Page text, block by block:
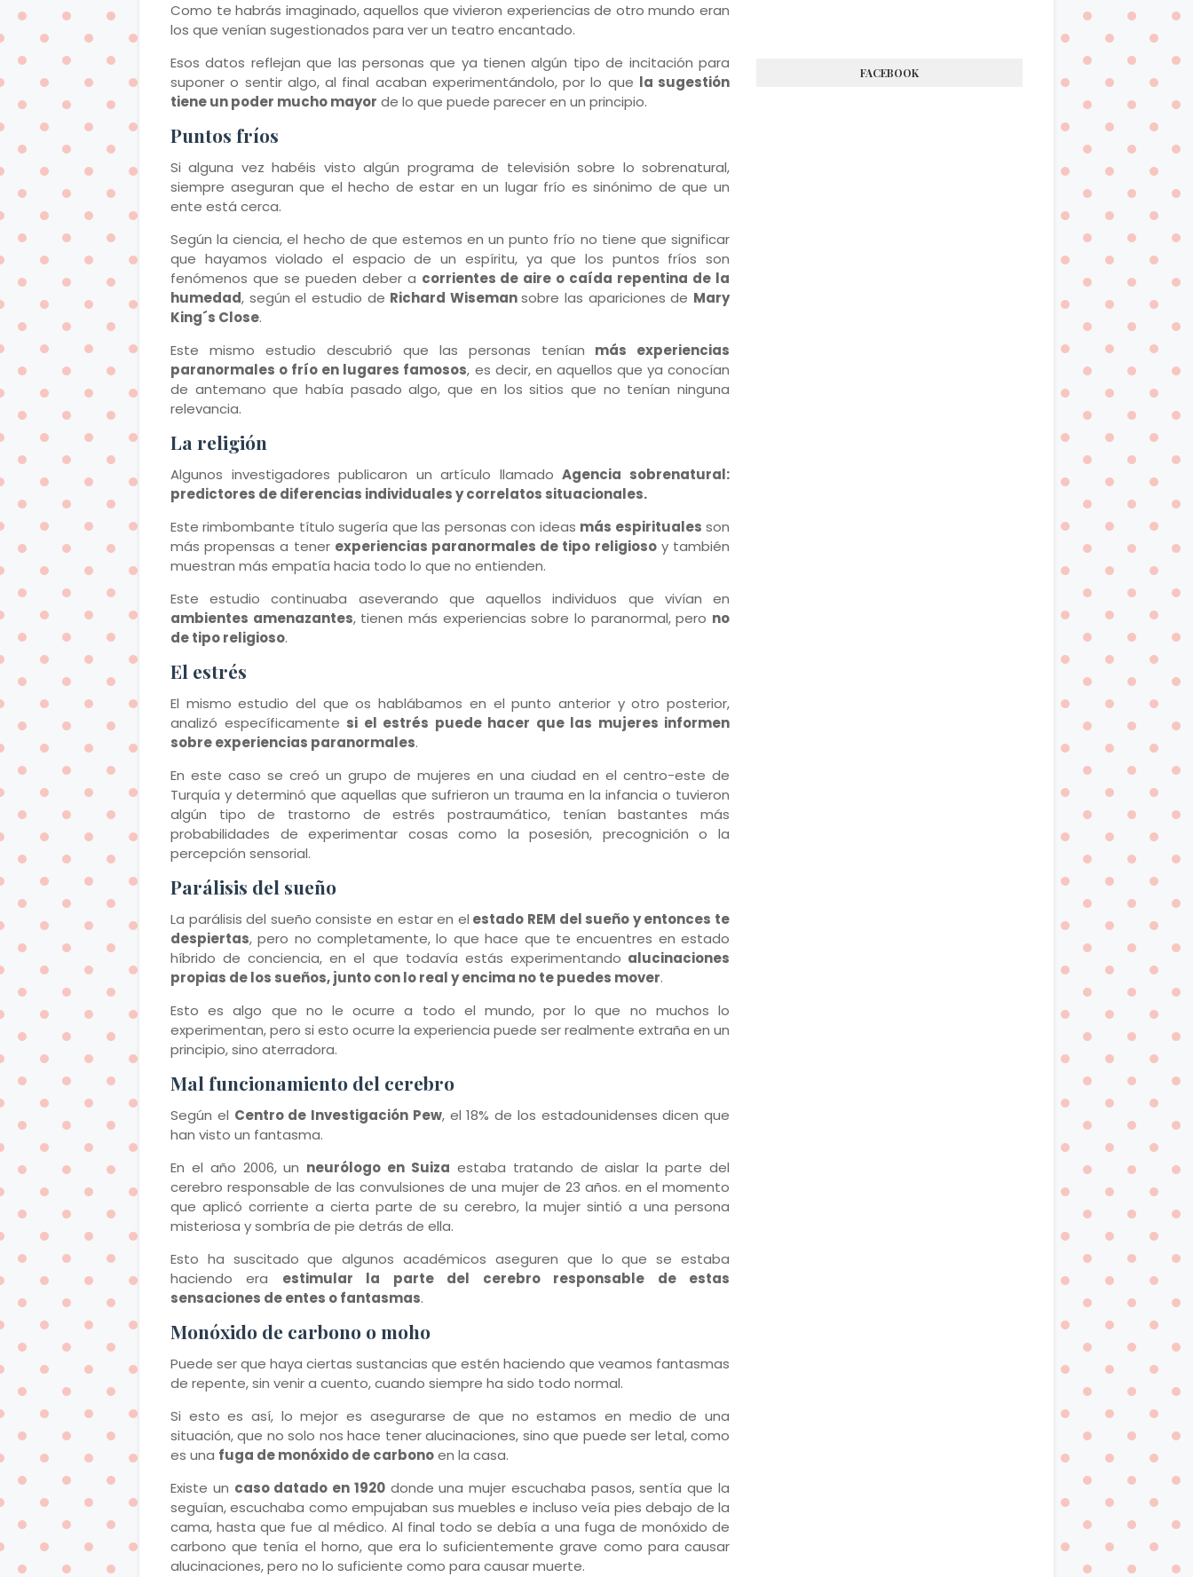
Como te habrás imaginado, aquellos que vivieron experiencias de otro mundo eran
los que venían sugestionados para ver un teatro encantado.
Esos datos reflejan que las personas que ya tienen algún tipo de incitación para
suponer o sentir algo, al final acaban experimentándolo, por lo que la sugestión
tiene un poder mucho mayor de lo que puede parecer en un principio.
Puntos fríos
Si alguna vez habéis visto algún programa de televisión sobre lo sobrenatural,
siempre aseguran que el hecho de estar en un lugar frío es sinónimo de que un
ente está cerca.
Según la ciencia, el hecho de que estemos en un punto frío no tiene que significar
que hayamos violado el espacio de un espíritu, ya que los puntos fríos son
fenómenos que se pueden deber a corrientes de aire o caída repentina de la
humedad, según el estudio de Richard Wisemansobre las apariciones de Mary
King´s Close.
Este mismo estudio descubrió que las personas tenían más experiencias
paranormales o frío en lugares famosos, es decir, en aquellos que ya conocían
de antemano que había pasado algo, que en los sitios que no tenían ninguna
relevancia.
La religión
Algunos investigadores publicaron un artículo llamadoAgencia sobrenatural:
predictores de diferencias individuales y correlatos situacionales.
Este rimbombante título sugería que las personas con ideas más espirituales son
más propensas a tener experiencias paranormales de tipo religiosoy también
muestran más empatía hacia todo lo que no entienden.
Este estudio continuaba aseverando que aquellos individuos que vivían en
ambientes amenazantes, tienen más experiencias sobre lo paranormal, pero no
de tipo religioso.
El estrés
El mismo estudio del que os hablábamos en el punto anterior y otro posterior,
analizó específicamente si el estrés puede hacer que las mujeres informen
sobre experiencias paranormales.
En este caso se creó un grupo de mujeres en una ciudad en el centro-este de
Turquía y determinó que aquellas que sufrieron un trauma en la infancia o tuvieron
algún tipo de trastorno de estrés postraumático, tenían bastantes más
probabilidades de experimentar cosas como la posesión, precognición o la
percepción sensorial.
Parálisis del sueño
La parálisis del sueño consiste en estar en el estado REM del sueño y entonces te
despiertas, pero no completamente, lo que hace que te encuentres en estado
híbrido de conciencia, en el que todavía estás experimentando alucinaciones
propias de los sueños, junto con lo real y encima no te puedes mover.
Esto es algo que no le ocurre a todo el mundo, por lo que no muchos lo
experimentan, pero si esto ocurre la experiencia puede ser realmente extraña en un
principio, sino aterradora.
Mal funcionamiento del cerebro
Según el Centro de Investigación Pew, el 18% de los estadounidenses dicen que
han visto un fantasma.
En el año 2006, un neurólogo en Suiza estaba tratando de aislar la parte del
cerebro responsable de las convulsiones de una mujer de 23 años. en el momento
que aplicó corriente a cierta parte de su cerebro, la mujer sintió a una persona
misteriosa y sombría de pie detrás de ella.
Esto ha suscitado que algunos académicos aseguren que lo que se estaba
haciendo era estimular la parte del cerebro responsable de estas
sensaciones de entes o fantasmas.
Monóxido de carbono o moho
Puede ser que haya ciertas sustancias que estén haciendo que veamos fantasmas
de repente, sin venir a cuento, cuando siempre ha sido todo normal.
Si esto es así, lo mejor es asegurarse de que no estamos en medio de una
situación, que no solo nos hace tener alucinaciones, sino que puede ser letal, como
es una fuga de monóxido de carbonoen la casa.
Existe un caso datado en 1920donde una mujer escuchaba pasos, sentía que la
seguían, escuchaba como empujaban sus muebles e incluso veía pies debajo de la
cama, hasta que fue al médico. Al final todo se debía a una fuga de monóxido de
carbono que tenía el horno, que era lo suficientemente grave como para causar
alucinaciones, pero no lo suficiente como para causar muerte.
FACEBOOK